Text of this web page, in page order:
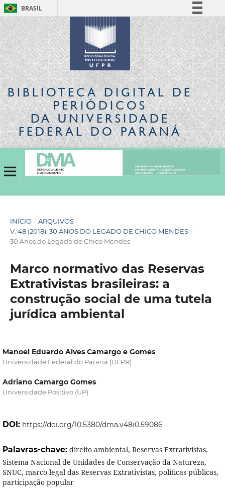
BRASIL
Simplifique!
Comunica BR
Participe
Acesso à informação
Legislação
Canais
BIBLIOTECA DIGITALDE
PERIÓDICOS
DA UNIVERSIDADE
FEDERAL DO PARANÁ
INÍCIO / ARQUIVOS /
V. 48 (2018): 30 ANOS DO LEGADO DE CHICO MENDES /
30 Anos do Legado de Chico Mendes
Marco normativo das Reservas
Extrativistas brasileiras: a
construção social de uma tutela
jurídica ambiental
Manoel Eduardo Alves Camargo e Gomes
Universidade Federal do Paraná (UFPR)
Adriano Camargo Gomes
Universidade Positivo (UP)
DOI: https://doi.org/10.5380/dma.v48i0.59086
Palavras-chave: direito ambiental, Reservas Extrativistas,
Sistema Nacional de Unidades de Conservação da Natureza,
SNUC, marco legal das Reservas Extrativistas, políticas públicas,
participação popular